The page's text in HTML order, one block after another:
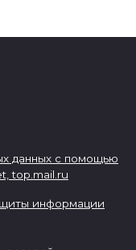
данных с помощью
top.mail.ru
информации